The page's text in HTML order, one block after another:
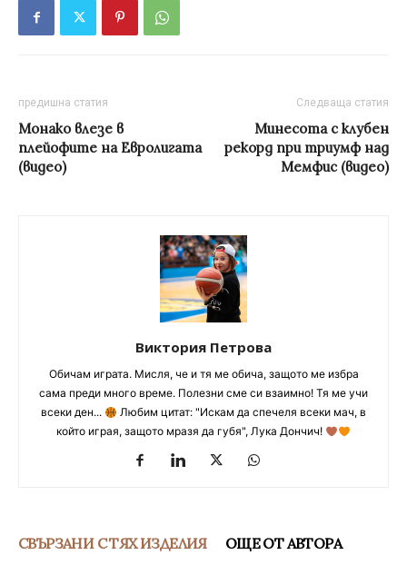
предишна статия
Монако влезе в
плейофите на Евролигата
(видео)
Следваща статия
Минесота с клубен
рекорд при триумф над
Мемфис (видео)
Виктория Петрова
Обичам играта. Мисля, че и тя ме обича, защото ме избра
сама преди много време. Полезни сме си взаимно! Тя ме учи
всеки ден...
Любим цитат: "Искам да спечеля всеки мач, в
който играя, защото мразя да губя", Лука Дончич!
СВЪРЗАНИ С ТЯХ ИЗДЕЛИЯ ОЩЕ ОТ АВТОРА